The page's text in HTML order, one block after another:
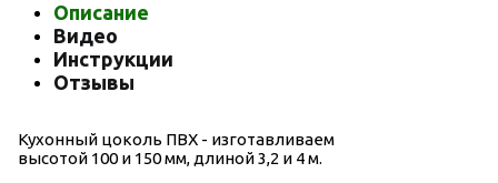
Описание
Видео
Инструкции
Отзывы
Кухонный цоколь ПВХ - изготавливаем
высотой 100 и 150 мм, длиной 3,2 и 4 м.